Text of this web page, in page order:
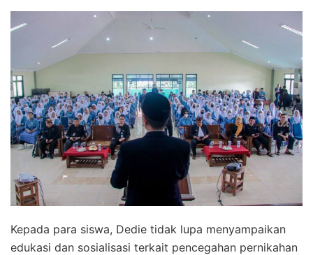
Kepada para siswa, Dedie tidak lupa menyampaikan
edukasi dan sosialisasi terkait pencegahan pernikahan